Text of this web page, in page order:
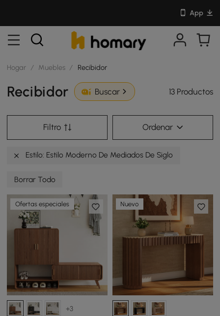
App
Hogar / Muebles / Recibidor
Recibidor Buscar 13 Productos
Filtro Ordenar
Estilo: Estilo Moderno De Mediados De Siglo
Borrar Todo
Ofertas especiales
+3
Nuevo